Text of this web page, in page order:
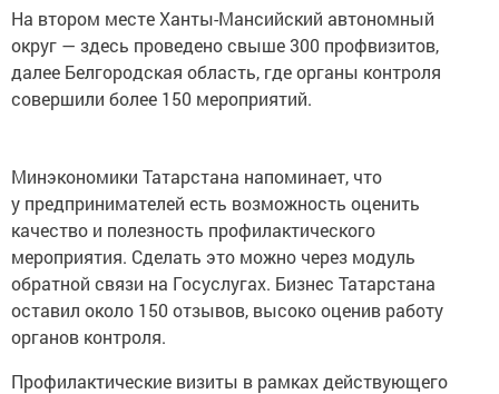
На втором месте Ханты-Мансийский автономный
округ — здесь проведено свыше 300 профвизитов,
далее Белгородская область, где органы контроля
совершили более 150 мероприятий.
Минэкономики Татарстана напоминает, что
у предпринимателей есть возможность оценить
качество и полезность профилактического
мероприятия. Сделать это можно через модуль
обратной связи на Госуслугах. Бизнес Татарстана
оставил около 150 отзывов, высоко оценив работу
органов контроля.
Профилактические визиты в рамках действующего